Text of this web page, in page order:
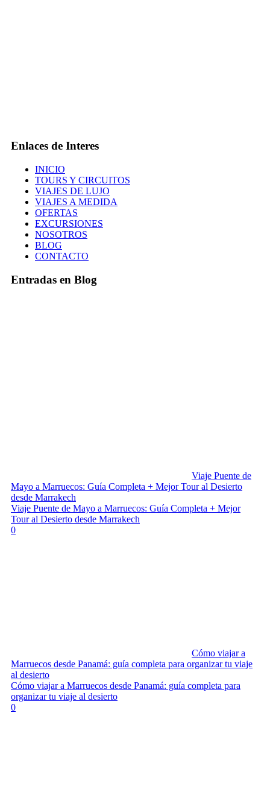
Enlaces de Interes
INICIO
TOURS Y CIRCUITOS
VIAJES DE LUJO
VIAJES A MEDIDA
OFERTAS
EXCURSIONES
NOSOTROS
BLOG
CONTACTO
Entradas en Blog
Viaje Puente de
Mayo a Marruecos: Guía Completa + Mejor Tour al Desierto
desde Marrakech
Viaje Puente de Mayo a Marruecos: Guía Completa + Mejor
Tour al Desierto desde Marrakech
0
Cómo viajar a
Marruecos desde Panamá: guía completa para organizar tu viaje
al desierto
Cómo viajar a Marruecos desde Panamá: guía completa para
organizar tu viaje al desierto
0